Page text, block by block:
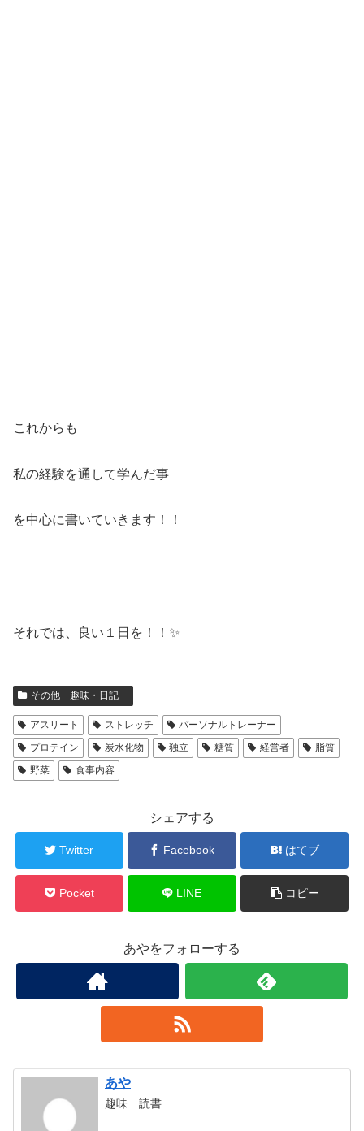
これからも
私の経験を通して学んだ事
を中心に書いていきます！！
それでは、良い１日を！！✨
その他 趣味・日記
アスリート ストレッチ
パーソナルトレーナー
プロテイン
炭水化物 独立 糖質 経営者
脂質
野菜
食事内容
シェアする
Twitter Facebook はてブ
Pocket LINE コピー
あやをフォローする
あや
趣味 読書